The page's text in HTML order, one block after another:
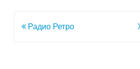
Навигация
Радио Ретро